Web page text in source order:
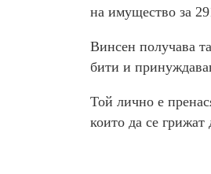
на имущество за
Винсен получава
бити и
Той лично е
които да се грижат